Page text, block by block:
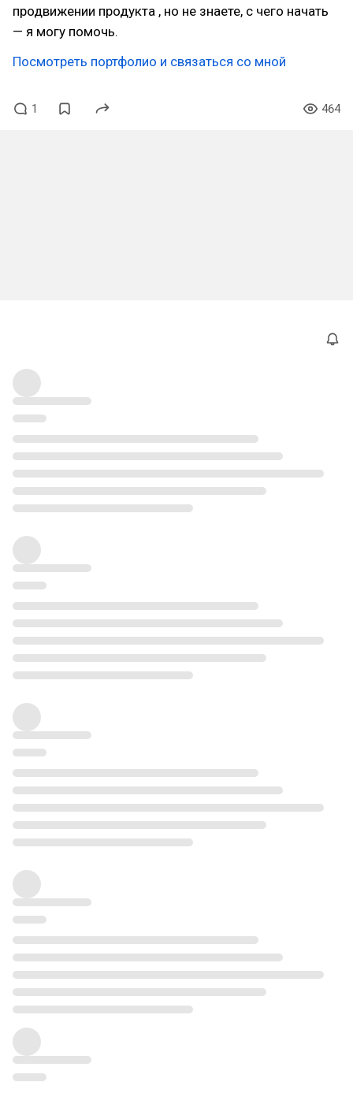
продвижении продукта , но не знаете, с чего начать
— я могу помочь.
Посмотреть портфолио и связаться со мной
1 464